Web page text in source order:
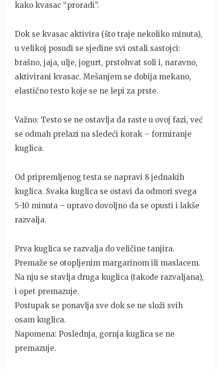
kako kvasac “proradi”.
Dok se kvasac aktivira (što traje nekoliko minuta),
u velikoj posudi se sjedine svi ostali sastojci:
brašno, jaja, ulje, jogurt, prstohvat soli i, naravno,
aktivirani kvasac. Mešanjem se dobija mekano,
elastično testo koje se ne lepi za prste.
Važno: Testo se ne ostavlja da raste u ovoj fazi, već
se odmah prelazi na sledeći korak – formiranje
kuglica.
Od pripremljenog testa se napravi 8 jednakih
kuglica. Svaka kuglica se ostavi da odmori svega
5-10 minuta – upravo dovoljno da se opusti i lakše
razvalja.
Prva kuglica se razvalja do veličine tanjira.
Premaže se otopljenim margarinom ili maslacem.
Na nju se stavlja druga kuglica (takođe razvaljana),
i opet premazuje.
Postupak se ponavlja sve dok se ne složi svih
osam kuglica.
Napomena: Poslednja, gornja kuglica se ne
premazuje.